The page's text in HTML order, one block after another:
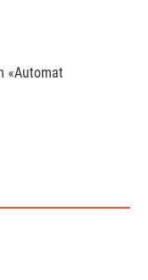
«Automat